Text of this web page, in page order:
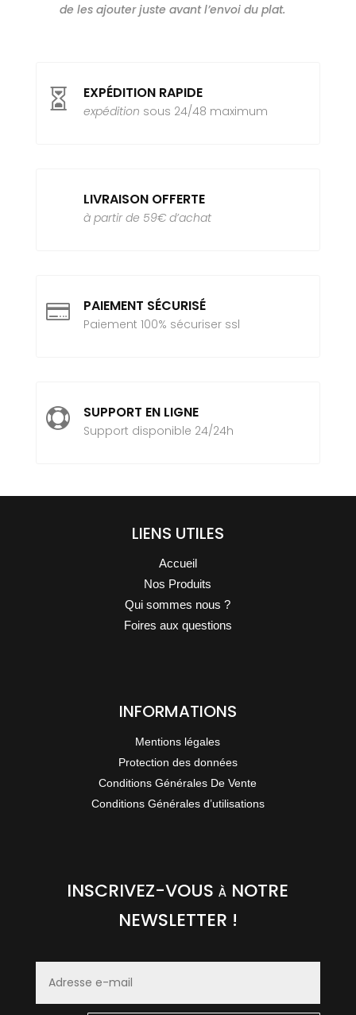
de les ajouter juste avant l’envoi du plat.
 EXPÉDITION RAPIDE
expédition sous 24/48 maximum
LIVRAISON OFFERTE
à partir de 59€ d’achat
 PAIEMENT SÉCURISÉ
Paiement 100% sécuriser ssl
 SUPPORT EN LIGNE
Support disponible 24/24h
LIENS UTILES
Accueil
Nos Produits
Qui sommes nous ?
Foires aux questions
INFORMATIONS
Mentions légales
Protection des données
Conditions Générales De Vente
Conditions Générales d’utilisations
INSCRIVEZ-VOUS à NOTRE
NEWSLETTER !